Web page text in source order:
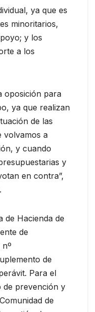
ya que es
minoritarios,
y los
a los
oposición para
ya que realizan
de las
volvamos a
y cuando
y
en contra”,
de Hacienda de
de
de
Para el
de prevención y
de